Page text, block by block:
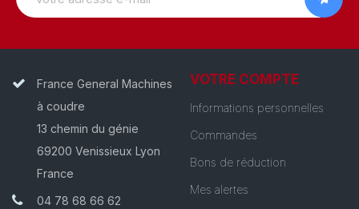
France General Machines
à coudre
13 chemin du génie
69200 Venissieux Lyon
France
04 78 68 66 62
VOTRE COMPTE
Informations personnelles
Commandes
Bons de réduction
Mes alertes